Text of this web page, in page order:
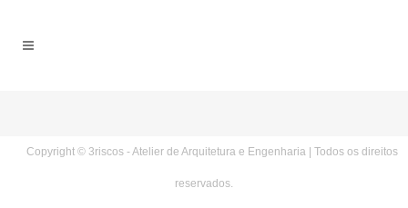
Copyright © 3riscos - Atelier de Arquitetura e Engenharia | Todos os direitos
reservados.